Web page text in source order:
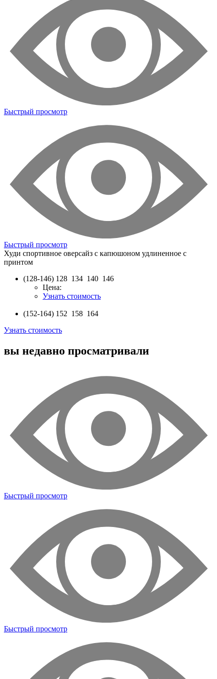
Быстрый просмотр
Быстрый просмотр
Худи спортивное оверсайз с капюшоном удлиненное с
принтом
(128-146) 128 134 140 146
Цена:
Узнать стоимость
(152-164) 152 158 164
Узнать стоимость
вы недавно просматривали
Быстрый просмотр
Быстрый просмотр